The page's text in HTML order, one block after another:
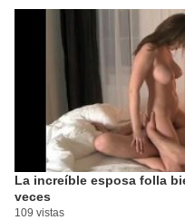
La increíble esposa folla
veces
109 vistas